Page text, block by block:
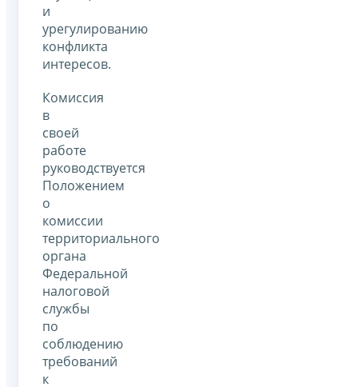
и
урегулированию
конфликта
интересов.
Комиссия
в
своей
работе
руководствуется
Положением
о
комиссии
территориального
органа
Федеральной
налоговой
службы
по
соблюдению
требований
к